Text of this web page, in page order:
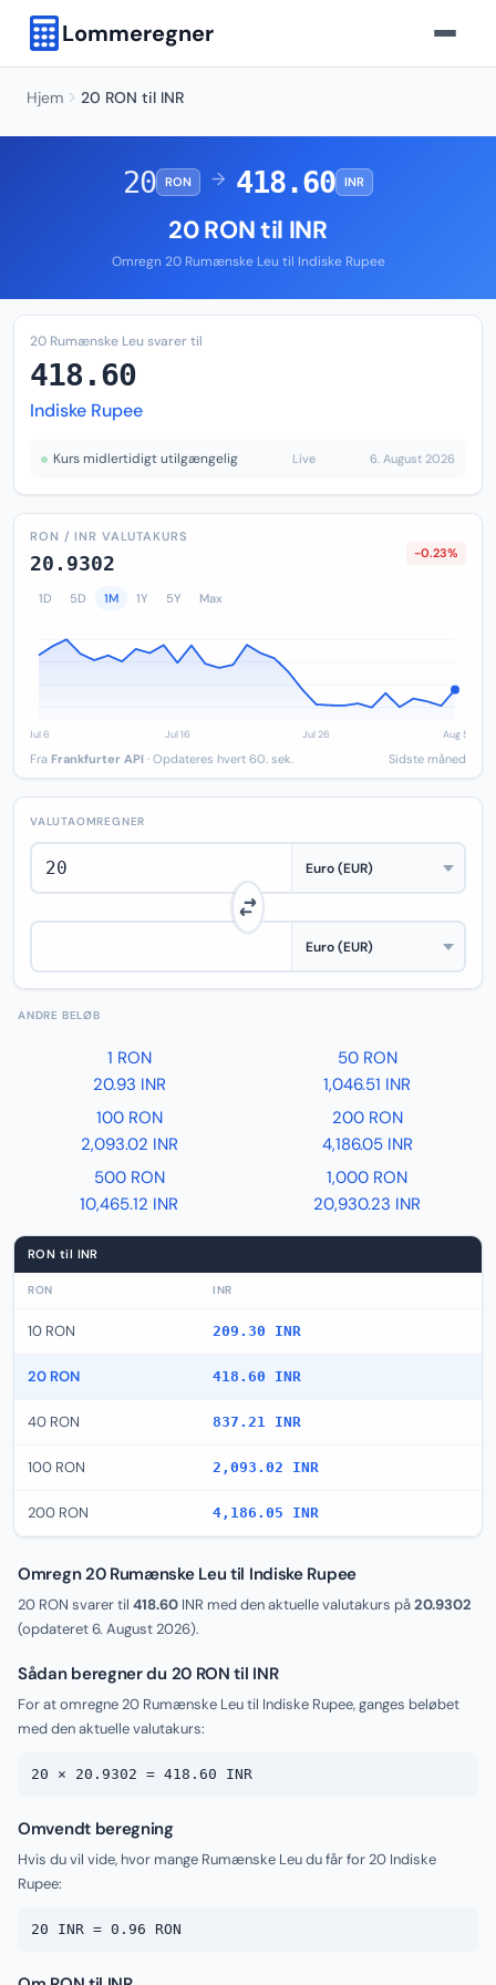
Lommeregner
Hjem 20 RON til INR
20 RON → 418.60 INR
20 RON til INR
Omregn 20 Rumænske Leu til Indiske Rupee
20 Rumænske Leu svarer til
418.60
Indiske Rupee
Kurs midlertidigt utilgængelig Live 6. August 2026
RON / INR VALUTAKURS
20.9302 -0.23%
1D 5D 1M 1Y 5Y Max
Fra Frankfurter API · Opdateres hvert 60. sek. Sidste måned
VALUTAOMREGNER
ANDRE BELØB
1 RON
20.93 INR
50 RON
1,046.51 INR
100 RON
2,093.02 INR
200 RON
4,186.05 INR
500 RON
10,465.12 INR
1,000 RON
20,930.23 INR
RON til INR
RON INR
10 RON 209.30 INR
20 RON 418.60 INR
40 RON 837.21 INR
100 RON 2,093.02 INR
200 RON 4,186.05 INR
Omregn 20 Rumænske Leu til Indiske Rupee
20 RON svarer til 418.60 INR med den aktuelle valutakurs på20.9302
(opdateret6. August 2026).
Sådan beregner du 20 RON til INR
For at omregne 20 Rumænske Leu til Indiske Rupee, ganges beløbet
med den aktuelle valutakurs:
20 × 20.9302 = 418.60 INR
Omvendt beregning
Hvis du vil vide, hvor mange Rumænske Leu du får for 20 Indiske
Rupee:
20 INR = 0.96 RON